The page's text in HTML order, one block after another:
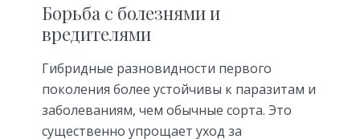
Борьба с болезнями и
вредителями
Гибридные разновидности первого
поколения более устойчивы к паразитам и
заболеваниям, чем обычные сорта. Это
существенно упрощает уход за